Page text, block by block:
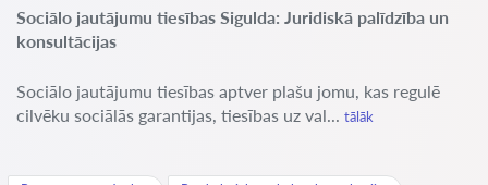
Sociālo jautājumu tiesības Sigulda: Juridiskā palīdzība un
konsultācijas
Sociālo jautājumu tiesības aptver plašu jomu, kas regulē
cilvēku sociālās garantijas, tiesības uz val... tālāk